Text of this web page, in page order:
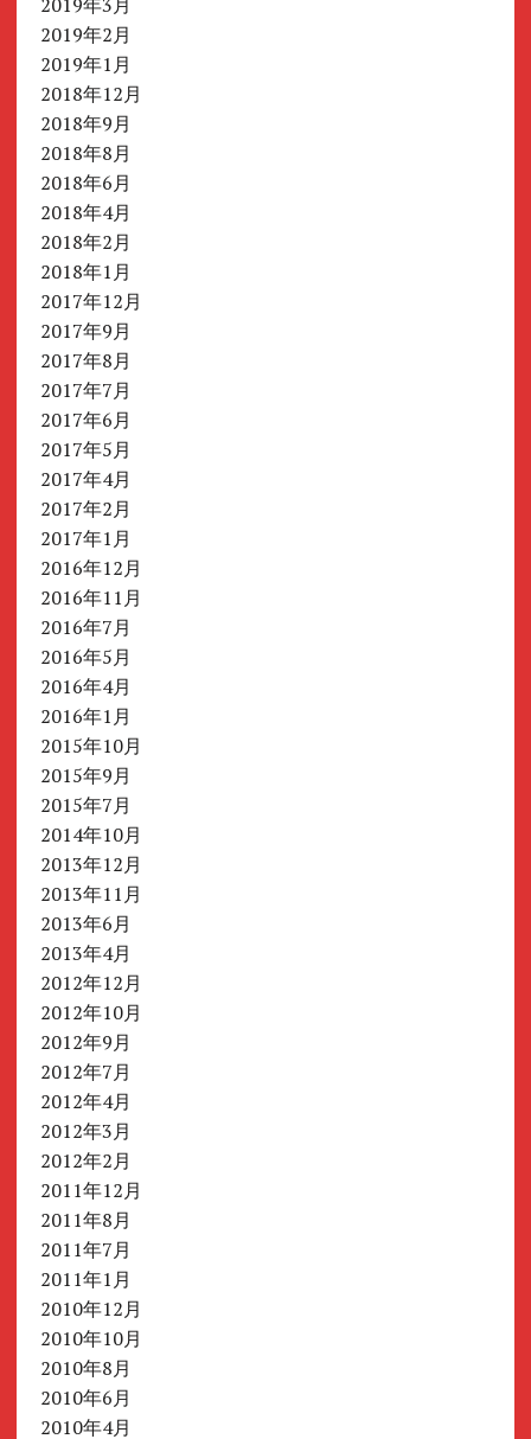
2019年2月
2019年1月
2018年12月
2018年9月
2018年8月
2018年6月
2018年4月
2018年2月
2018年1月
2017年12月
2017年9月
2017年8月
2017年7月
2017年6月
2017年5月
2017年4月
2017年2月
2017年1月
2016年12月
2016年11月
2016年7月
2016年5月
2016年4月
2016年1月
2015年10月
2015年9月
2015年7月
2014年10月
2013年12月
2013年11月
2013年6月
2013年4月
2012年12月
2012年10月
2012年9月
2012年7月
2012年4月
2012年3月
2012年2月
2011年12月
2011年8月
2011年7月
2011年1月
2010年12月
2010年10月
2010年8月
2010年6月
2010年4月